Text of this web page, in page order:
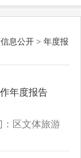
息公开 > 年度报
年度报告
区文体旅游